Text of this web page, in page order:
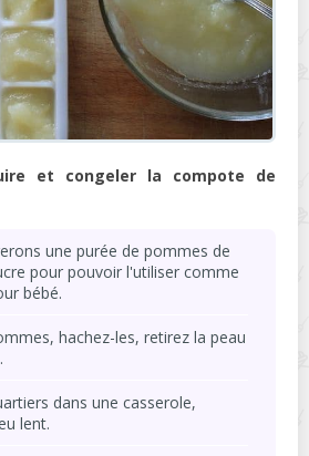
et congeler la compote de
une purée de pommes de
pour pouvoir l'utiliser comme
bébé.
hachez-les, retirez la peau
dans une casserole,
lent.